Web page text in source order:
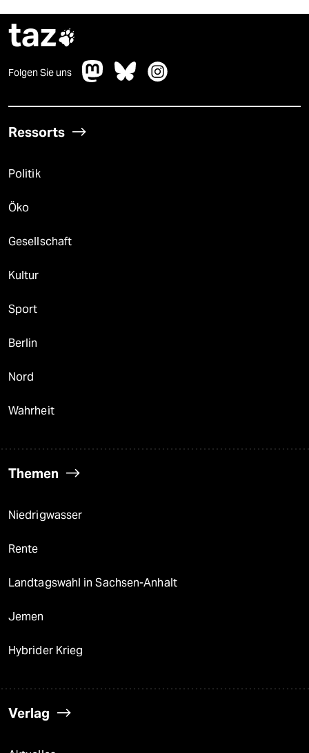
taz
Folgen Sie uns
Ressorts
Politik
Öko
Gesellschaft
Kultur
Sport
Berlin
Nord
Wahrheit
Themen
Niedrigwasser
Rente
Landtagswahl in Sachsen-Anhalt
Jemen
Hybrider Krieg
Verlag